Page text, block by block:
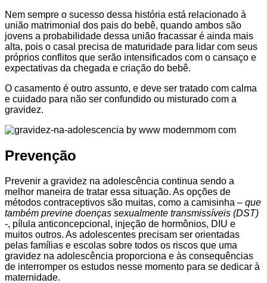
Nem sempre o sucesso dessa história está relacionado à
união matrimonial dos pais do bebê, quando ambos são
jovens a probabilidade dessa união fracassar é ainda mais
alta, pois o casal precisa de maturidade para lidar com seus
próprios conflitos que serão intensificados com o cansaço e
expectativas da chegada e criação do bebê.
O casamento é outro assunto, e deve ser tratado com calma
e cuidado para não ser confundido ou misturado com a
gravidez.
Prevenção
Prevenir a gravidez na adolescência continua sendo a
melhor maneira de tratar essa situação. As opções de
métodos contraceptivos são muitas, como a camisinha – que
também previne doenças sexualmente transmissíveis (DST)
-, pílula anticoncepcional, injeção de hormônios, DIU e
muitos outros. As adolescentes precisam ser orientadas
pelas famílias e escolas sobre todos os riscos que uma
gravidez na adolescência proporciona e às consequências
de interromper os estudos nesse momento para se dedicar à
maternidade.